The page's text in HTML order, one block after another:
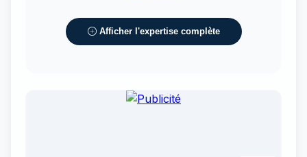
Afficher l'expertise complète